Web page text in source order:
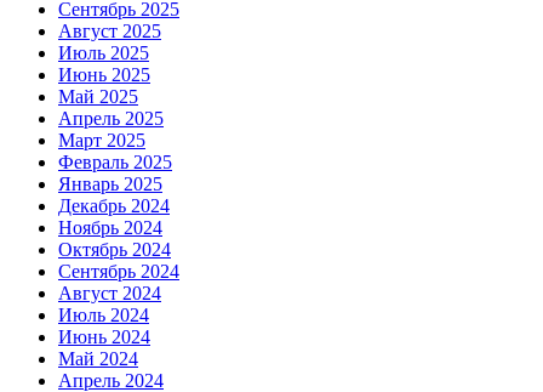
Сентябрь 2025
Август 2025
Июль 2025
Июнь 2025
Май 2025
Апрель 2025
Март 2025
Февраль 2025
Январь 2025
Декабрь 2024
Ноябрь 2024
Октябрь 2024
Сентябрь 2024
Август 2024
Июль 2024
Июнь 2024
Май 2024
Апрель 2024